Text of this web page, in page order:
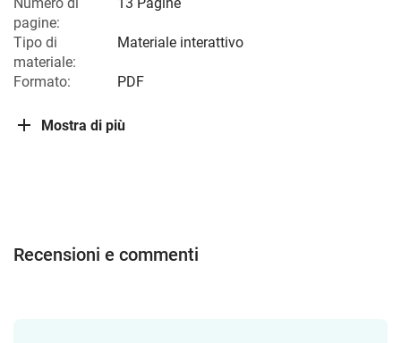
pagine:
Tipo di
materiale:
Materiale interattivo
Formato: PDF
Mostra di più
Recensioni e commenti